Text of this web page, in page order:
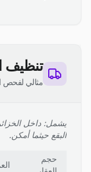
تنظيف
مثالي لفحص
يشمل: داخل
البقع حيثما أمكن.
حجم